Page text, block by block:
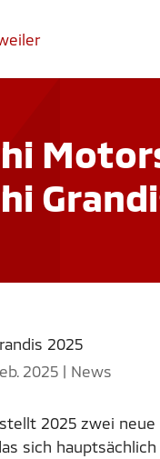
2025 | News
2025 zwei neue
sich